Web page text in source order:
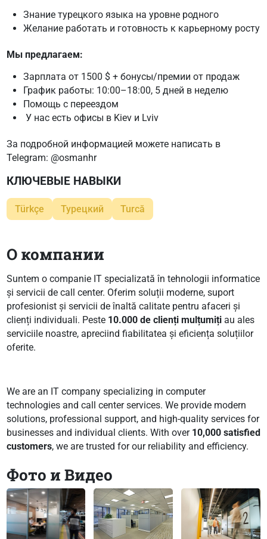
Знание турецкого языка на уровне родного
Желание работать и готовность к карьерному росту
Мы предлагаем:
Зарплата от 1500 $ + бонусы/премии от продаж
График работы: 10:00–18:00, 5 дней в неделю
Помощь с переездом
У нас есть офисы в Kievи Lviv
За подробной информацией можете написать в
Telegram: @osmanhr
КЛЮЧЕВЫЕ НАВЫКИ
Türkçe Турецкий Turcă
О компании
Suntem o companie IT specializată în tehnologii informatice
și servicii de call center. Oferim soluții moderne, suport
profesionist și servicii de înaltă calitate pentru afaceri și
clienți individuali. Peste 10.000 de clienți mulțumițiau ales
serviciile noastre, apreciind fiabilitatea și eficiența soluțiilor
oferite.
We are an IT company specializing in computer
technologies and call center services. We provide modern
solutions, professional support, and high-quality services for
businesses and individual clients. With over 10,000 satisfied
customers, we are trusted for our reliability and efficiency.
Фото и Видео